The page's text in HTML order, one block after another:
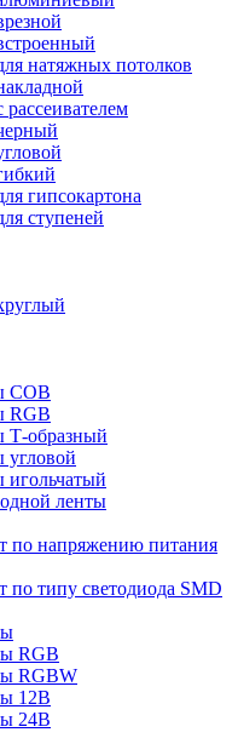
натяжных потолков
гипсокартона
ступеней
COB
RGB
Т-образный
угловой
игольчатый
ленты
по напряжению питания
по типу светодиода SMD
RGB
RGBW
12В
24В